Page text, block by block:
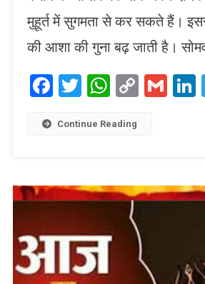
मुहूर्त में सुगमता से कर सकते हैं।
की आशा की गुना बढ़ जाती है।
Facebook
TwitterCopy
Continue Reading